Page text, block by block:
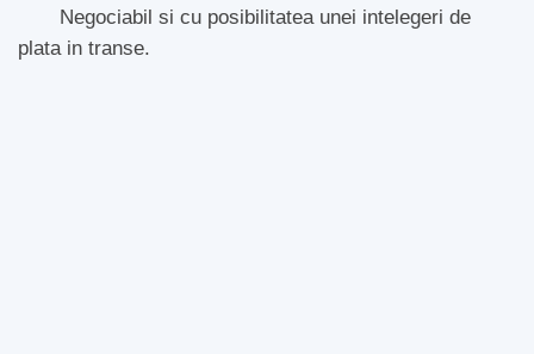
Negociabil si cu posibilitatea unei intelegeri de
plata in transe.